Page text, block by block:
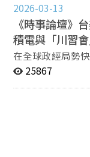
利益，以避免誤判與衝突升高
名校內外師生、
臺單位代表報名
國關中心表示，
的重要學術平臺
相關座談與活動，
－－－－－－－－－ 關注國關中心，隨時掌握
同研討學術議題
帶領下赴美參與
等國際交流經驗
建立的深厚情誼
推動國關中心承
員亦特別準備親
引薦其赴美國史
2026-03-13
《時事論壇》
積電與「川習會
在全球政經局勢
課題。從經貿合
25867